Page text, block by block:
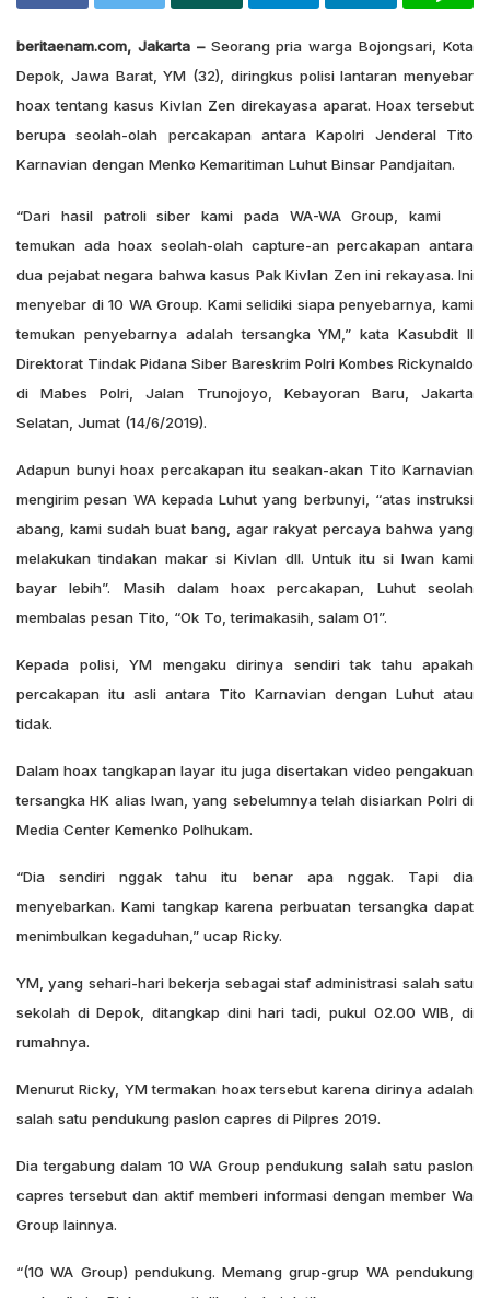
beritaenam.com, Jakarta –Seorang pria warga Bojongsari, Kota
Depok, Jawa Barat, YM (32), diringkus polisi lantaran menyebar
hoax tentang kasus Kivlan Zen direkayasa aparat. Hoax tersebut
berupa seolah-olah percakapan antara Kapolri Jenderal Tito
Karnavian dengan Menko Kemaritiman Luhut Binsar Pandjaitan.
“Dari hasil patroli siber kami pada WA-WA Group, kami
temukan ada hoax seolah-olah capture-an percakapan antara
dua pejabat negara bahwa kasus Pak Kivlan Zen ini rekayasa. Ini
menyebar di 10 WA Group. Kami selidiki siapa penyebarnya, kami
temukan penyebarnya adalah tersangka YM,” kata Kasubdit II
Direktorat Tindak Pidana Siber Bareskrim Polri Kombes Rickynaldo
di Mabes Polri, Jalan Trunojoyo, Kebayoran Baru, Jakarta
Selatan, Jumat (14/6/2019).
Adapun bunyi hoax percakapan itu seakan-akan Tito Karnavian
mengirim pesan WA kepada Luhut yang berbunyi, “atas instruksi
abang, kami sudah buat bang, agar rakyat percaya bahwa yang
melakukan tindakan makar si Kivlan dll. Untuk itu si Iwan kami
bayar lebih”. Masih dalam hoax percakapan, Luhut seolah
membalas pesan Tito, “Ok To, terimakasih, salam 01”.
Kepada polisi, YM mengaku dirinya sendiri tak tahu apakah
percakapan itu asli antara Tito Karnavian dengan Luhut atau
tidak.
Dalam hoax tangkapan layar itu juga disertakan video pengakuan
tersangka HK alias Iwan, yang sebelumnya telah disiarkan Polri di
Media Center Kemenko Polhukam.
“Dia sendiri nggak tahu itu benar apa nggak. Tapi dia
menyebarkan. Kami tangkap karena perbuatan tersangka dapat
menimbulkan kegaduhan,” ucap Ricky.
YM, yang sehari-hari bekerja sebagai staf administrasi salah satu
sekolah di Depok, ditangkap dini hari tadi, pukul 02.00 WIB, di
rumahnya.
Menurut Ricky, YM termakan hoax tersebut karena dirinya adalah
salah satu pendukung paslon capres di Pilpres 2019.
Dia tergabung dalam 10 WA Group pendukung salah satu paslon
capres tersebut dan aktif memberi informasi dengan member Wa
Group lainnya.
“(10 WA Group) pendukung. Memang grup-grup WA pendukung